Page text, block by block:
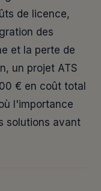
de licence,
des
et la perte de
un projet ATS
€ en coût total
l'importance
solutions avant